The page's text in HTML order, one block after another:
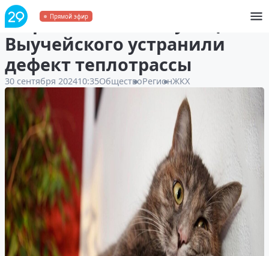
Прямой эфир
В Архангельске на улице
Выучейского устранили
дефект теплотрассы
30 сентября 202410:35ОбществоРегионЖКХ